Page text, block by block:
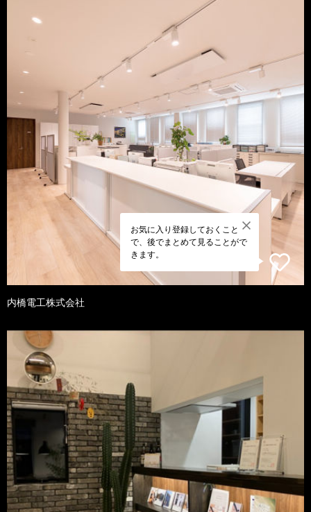
お気に入り登録しておくこと
で、後でまとめて見ることがで
きます。
内橋電工株式会社